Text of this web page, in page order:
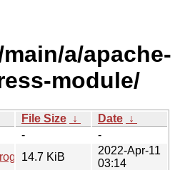
a/apache-
module/
File Size ↓ Date ↓
-
-
2_i386.deb
14.7 KiB
2022-Apr-11
03:14